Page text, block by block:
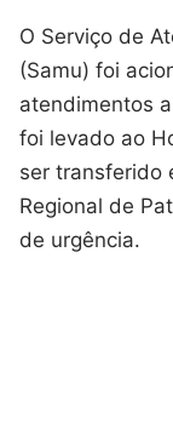
O Serviço de
(Samu) foi
atendimentos
foi levado ao
ser transferido
Regional de
de urgência.